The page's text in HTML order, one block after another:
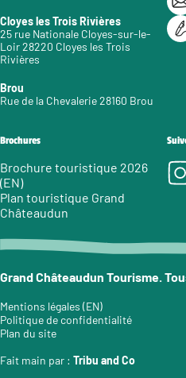
Cloyes les Trois Rivières
25 rue Nationale Cloyes-sur-le-
Loir 28220 Cloyes les Trois
Rivières
Brou
Rue de la Chevalerie 28160 Brou
Brochures
Brochure touristique 2026
(EN)
Plan touristique Grand
Châteaudun
Grand Châteaudun Tourisme.
Mentions légales (EN)
Politique de confidentialité
Plan du site
Fait main par : Tribu and Co